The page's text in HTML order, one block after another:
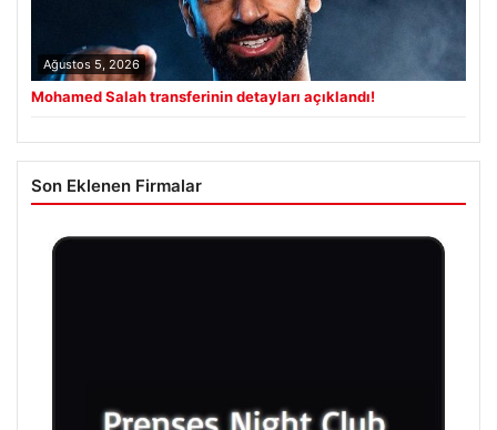
Ağustos 5, 2026
Mohamed Salah transferinin detayları açıklandı!
Son Eklenen Firmalar